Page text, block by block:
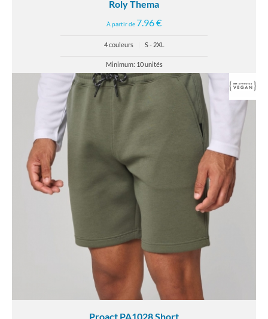
Roly Thema
À partir de7.96 €
4 couleurs S - 2XL
Minimum: 10 unités
Proact PA1028 Short